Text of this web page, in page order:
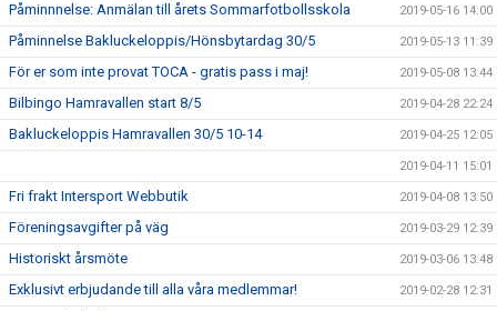
Påminnnelse: Anmälan till årets Sommarfotbollsskola 2019-05-16 14:00
Påminnelse Bakluckeloppis/Hönsbytardag 30/5 2019-05-13 11:39
För er som inte provat TOCA - gratis pass i maj! 2019-05-08 13:44
Bilbingo Hamravallen start 8/5 2019-04-28 22:24
Bakluckeloppis Hamravallen 30/5 10-14 2019-04-25 12:05
2019-04-11 15:01
Fri frakt Intersport Webbutik 2019-04-08 13:50
Föreningsavgifter på väg 2019-03-29 12:39
Historiskt årsmöte 2019-03-06 13:48
Exklusivt erbjudande till alla våra medlemmar! 2019-02-28 12:31